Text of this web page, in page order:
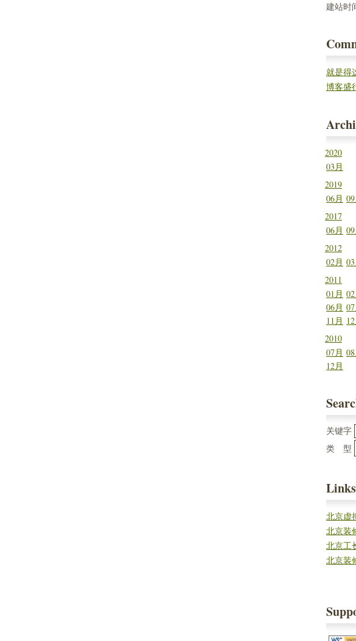
建站时
就是得
率。
博客盛
2020
03月
2019
06月
2017
06月
2012
02月
2011
01月
06月
11月
2010
07月
12月
关键字
类 型
Links
北京虚
北京装
北京工
北京装